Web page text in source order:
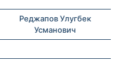
Реджапов Улугбек
Усманович